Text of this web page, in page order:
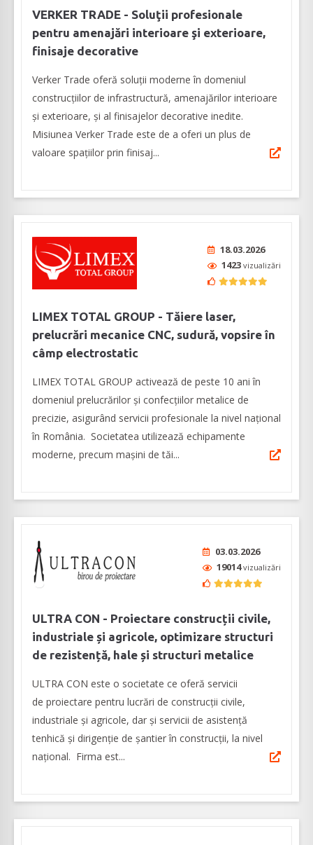
VERKER TRADE - Soluţii profesionale
pentru amenajări interioare şi exterioare,
finisaje decorative
Verker Trade oferă soluţii moderne în domeniul
construcţiilor de infrastructură, amenajărilor interioare
şi exterioare, şi al finisajelor decorative inedite.
Misiunea Verker Trade este de a oferi un plus de
valoare spaţiilor prin finisaj...
18.03.2026
1423 vizualizări
LIMEX TOTAL GROUP - Tăiere laser,
prelucrări mecanice CNC, sudură, vopsire în
câmp electrostatic
LIMEX TOTAL GROUP activează de peste 10 ani în
domeniul prelucrărilor şi confecţiilor metalice de
precizie, asigurând servicii profesionale la nivel naţional
în România. Societatea utilizează echipamente
moderne, precum mașini de tăi...
03.03.2026
19014vizualizări
ULTRA CON - Proiectare construcții civile,
industriale și agricole, optimizare structuri
de rezistență, hale și structuri metalice
ULTRA CON este o societate ce oferă servicii
de proiectare pentru lucrări de construcții civile,
industriale și agricole, dar şi servicii de asistenţă
tenhică şi dirigenţie de şantier în construcţii, la nivel
naţional. Firma est...